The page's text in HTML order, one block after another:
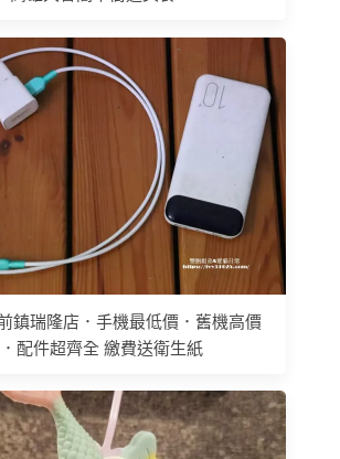
鎮瑞隆店．手機最低價．舊機高價
配件超齊全 繳費送衛生紙